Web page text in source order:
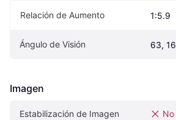
Relación de Aumento 1:5.9
Ángulo de Visión 63, 16
Imagen
Estabilización de Imagen No